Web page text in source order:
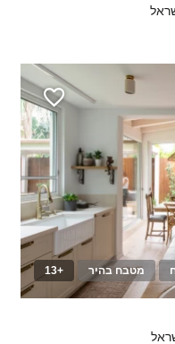
מטבח בהיר +13